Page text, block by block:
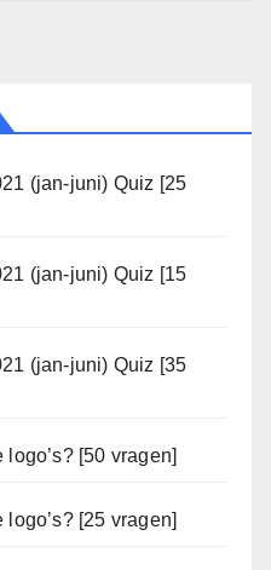
(jan-juni) Quiz [25
(jan-juni) Quiz [15
(jan-juni) Quiz [35
[50 vragen]
[25 vragen]